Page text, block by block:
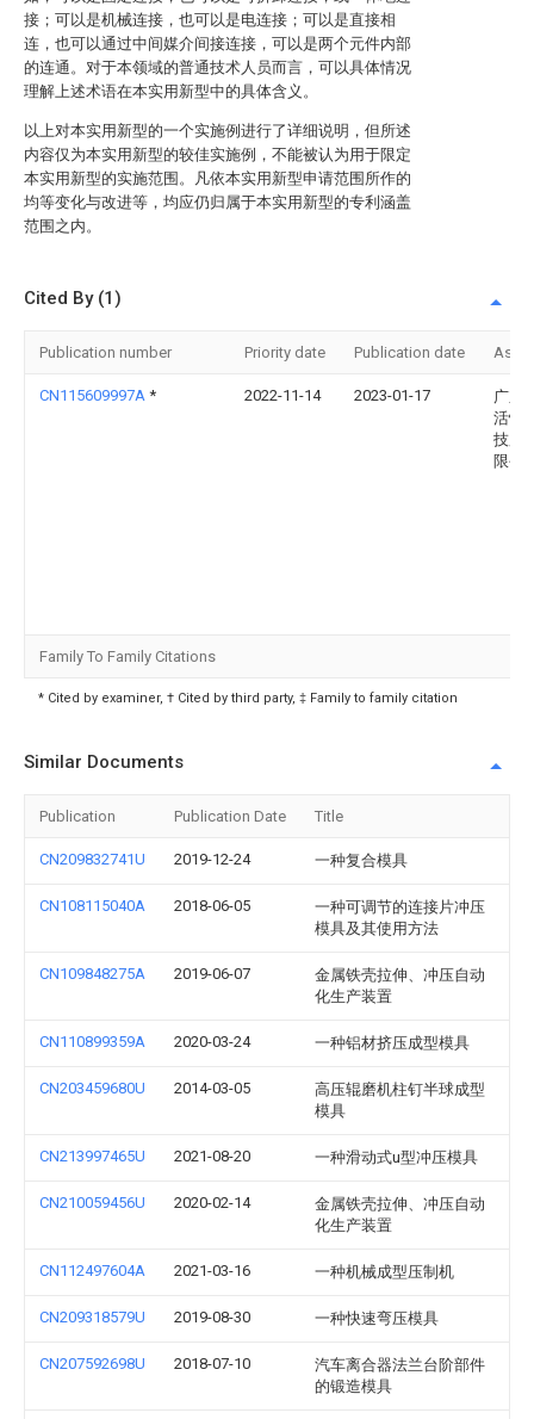
接；可以是机械连接，也可以是电连接；可以是直接相
连，也可以通过中间媒介间接连接，可以是两个元件内部
的连通。对于本领域的普通技术人员而言，可以具体情况
理解上述术语在本实用新型中的具体含义。
以上对本实用新型的一个实施例进行了详细说明，但所述
内容仅为本实用新型的较佳实施例，不能被认为用于限定
本实用新型的实施范围。凡依本实用新型申请范围所作的
均等变化与改进等，均应仍归属于本实用新型的专利涵盖
范围之内。
Cited By (1)
Publication number Priority date Publication date
CN115609997A * 2022-11-14 2023-01-17
广东
活性
技股
限公
Family To Family Citations
* Cited by examiner, † Cited by third party, ‡ Family to family citation
Similar Documents
Publication Publication Date Title
CN209832741U 2019-12-24 一种复合模具
CN108115040A 2018-06-05
一种可调节的连接片冲压
模具及其使用方法
CN109848275A 2019-06-07
金属铁壳拉伸、冲压自动
化生产装置
CN110899359A 2020-03-24 一种铝材挤压成型模具
CN203459680U 2014-03-05
高压辊磨机柱钉半球成型
模具
CN213997465U 2021-08-20 一种滑动式u型冲压模具
CN210059456U 2020-02-14
金属铁壳拉伸、冲压自动
化生产装置
CN112497604A 2021-03-16 一种机械成型压制机
CN209318579U 2019-08-30 一种快速弯压模具
CN207592698U 2018-07-10
汽车离合器法兰台阶部件
的锻造模具